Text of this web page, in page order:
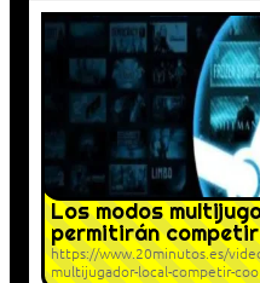
Los modos
permitirán competir
https://www.20minutos.es/
multijugador-local-competir-